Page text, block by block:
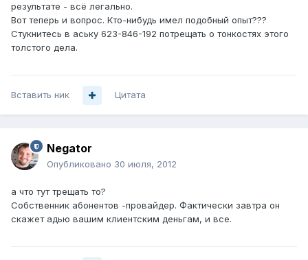
результате - всё легально.
Вот теперь и вопрос. Кто-нибудь имел подобный опыт???
Стукнитесь в аську 623-846-192 потрещать о тонкостях этого
толстого дела.
Вставить ник Цитата
Negator
Опубликовано 30 июля, 2012
а что тут трещать то?
Собственник абонентов -провайдер. Фактически завтра он
скажет адью вашим клиентским деньгам, и все.